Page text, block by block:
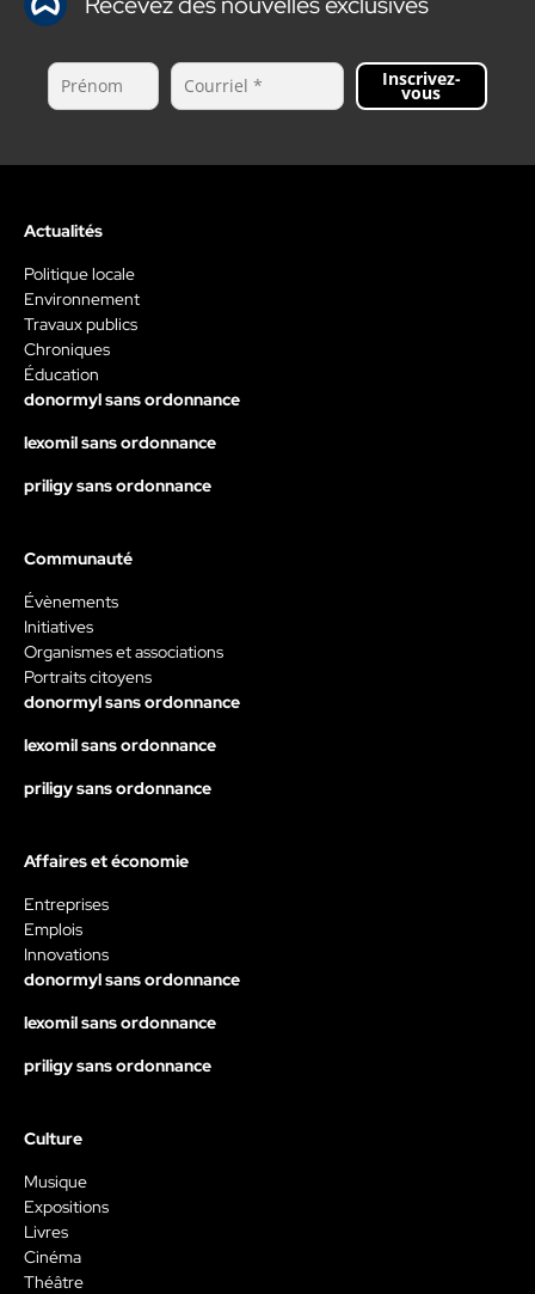
Inscrivez-
vous
Actualités
Politique locale
Environnement
Travaux publics
Chroniques
Éducation
donormyl sans ordonnance
lexomil sans ordonnance
priligy sans ordonnance
Communauté
Évènements
Initiatives
Organismes et associations
Portraits citoyens
donormyl sans ordonnance
lexomil sans ordonnance
priligy sans ordonnance
Affaires et économie
Entreprises
Emplois
Innovations
donormyl sans ordonnance
lexomil sans ordonnance
priligy sans ordonnance
Culture
Musique
Expositions
Livres
Cinéma
Théâtre